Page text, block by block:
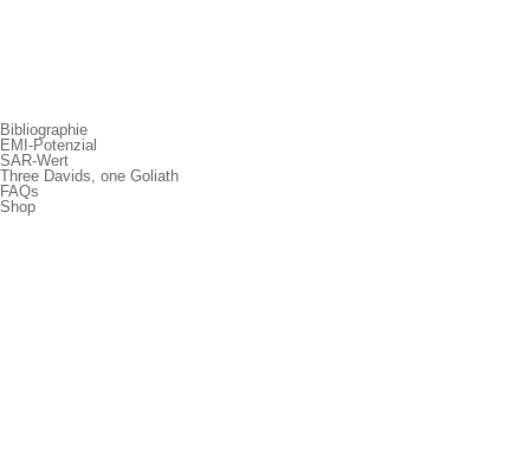
Bibliographie
EMI-Potenzial
SAR-Wert
Three Davids, one Goliath
FAQs
Shop